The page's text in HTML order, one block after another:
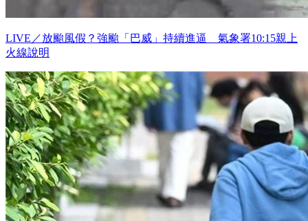
LIVE／放颱風假？強颱「巴威」持續進逼 氣象署10:15親上
火線說明